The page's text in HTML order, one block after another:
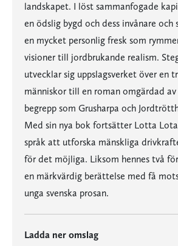
landskapet. I löst sammanfogade
en ödslig bygd och dess invånare och
en mycket personlig fresk som
visioner till jordbrukande realism.
utvecklar sig uppslagsverket över en
människor till en roman omgärdad
begrepp som Grusharpa och
Med sin nya bok fortsätter Lotta
språk att utforska mänskliga
för det möjliga. Liksom hennes två
en märkvärdig berättelse med få
unga svenska prosan.
Ladda ner omslag